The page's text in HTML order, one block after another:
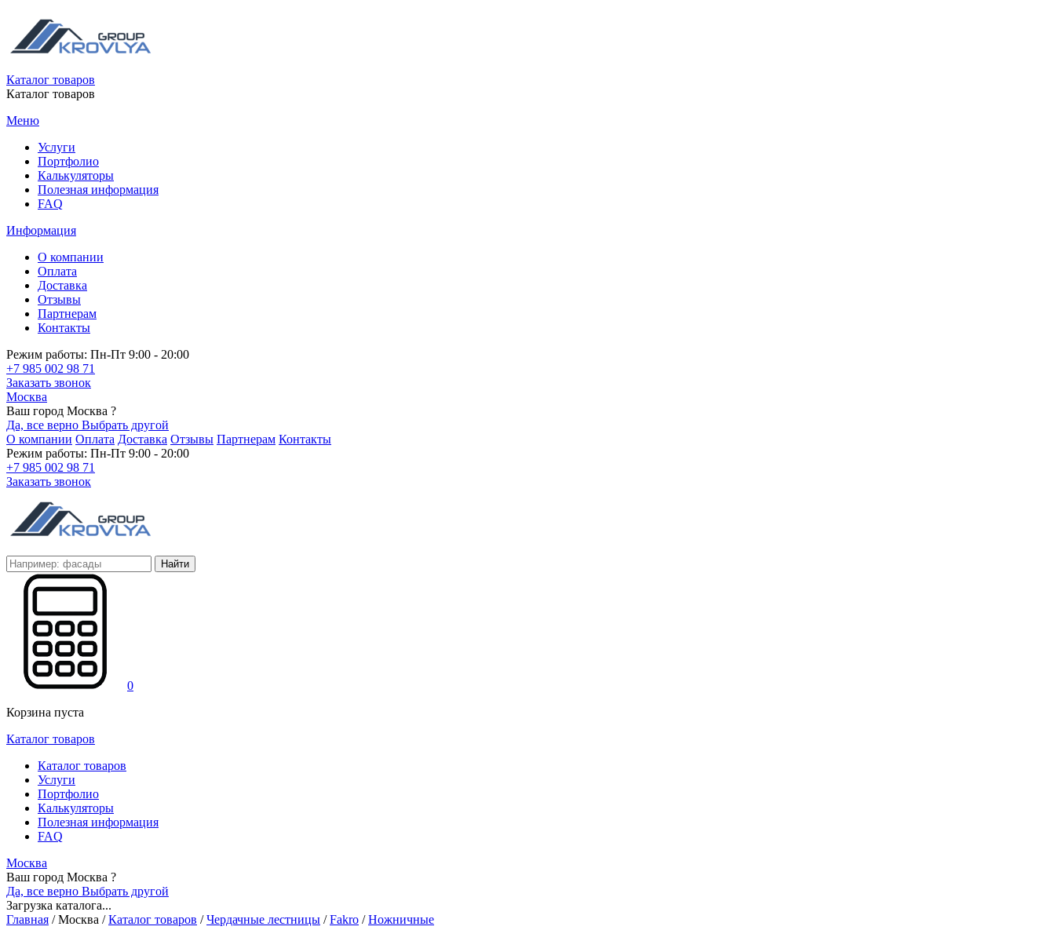
Каталог товаров
Каталог товаров
Меню
Услуги
Портфолио
Калькуляторы
Полезная информация
FAQ
Информация
О компании
Оплата
Доставка
Отзывы
Партнерам
Контакты
Режим работы: Пн-Пт 9:00 - 20:00
+7 985 002 98 71
Заказать звонок
Москва
Ваш город Москва ?
Да, все верно Выбрать другой
О компании Оплата Доставка Отзывы Партнерам Контакты
Режим работы: Пн-Пт 9:00 - 20:00
+7 985 002 98 71
Заказать звонок
Найти
0
Корзина пуста
Каталог товаров
Каталог товаров
Услуги
Портфолио
Калькуляторы
Полезная информация
FAQ
Москва
Ваш город Москва ?
Да, все верно Выбрать другой
Загрузка каталога...
Главная /Москва / Каталог товаров / Чердачные лестницы / Fakro / Ножничные